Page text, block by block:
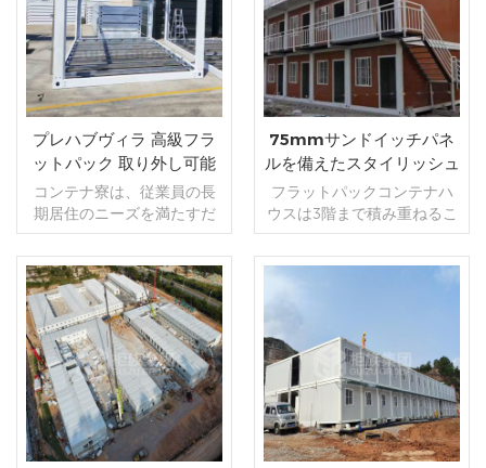
プレハブヴィラ 高級フラ
ットパック 取り外し可能
なコンテナハウス
コンテナ寮は、従業員の長
期居住のニーズを満たすだ
けでなく、企業のオフィス
の場所としても使用できま
す。プロジェクト完了後ま
たは会社の移転後に再利用
でき、グリーン環境保護の
潮流に適合し、資源の利用
率を向上させます。
続きを読む
75mmサンドイッチパネ
ルを備えたスタイリッシュ
なフラットパックコンテナ
ハウス
フラットパックコンテナハ
ウスは3階まで積み重ねるこ
とができ、壁をガラスに置
き換えて見栄えを良くする